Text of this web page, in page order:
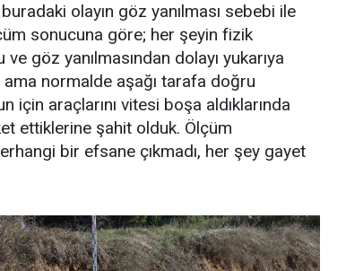
olayın göz yanılması sebebi ile
sonucuna göre; her şeyin fizik
göz yanılmasından dolayı yukarıya
normalde aşağı tarafa doğru
için araçlarını vitesi boşa aldıklarında
ettiklerine şahit olduk. Ölçüm
bir efsane çıkmadı, her şey gayet